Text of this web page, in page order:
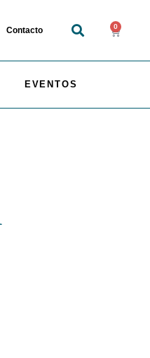
Contacto 0
EVENTOS